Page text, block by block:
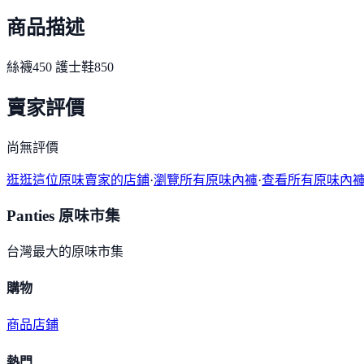
商品描述
絲襪450 護士鞋850
賣家評價
尚無評價
逛逛這位原味賣家的店鋪·瀏覽所有原味內褲·查看所有原味內
Panties 原味市集
台灣最大的原味市集
購物
商品店鋪